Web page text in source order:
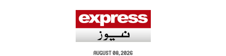
AUGUST 08, 2026